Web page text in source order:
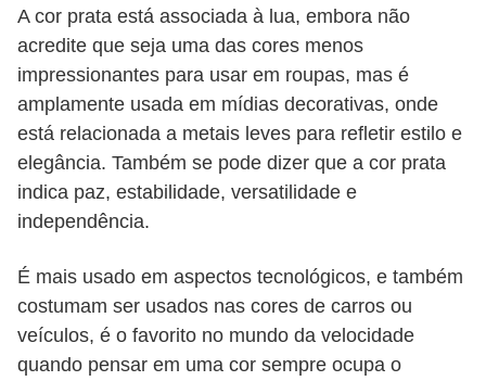
A cor prata está associada à lua, embora não
acredite que seja uma das cores menos
impressionantes para usar em roupas, mas é
amplamente usada em mídias decorativas, onde
está relacionada a metais leves para refletir estilo e
elegância. Também se pode dizer que a cor prata
indica paz, estabilidade, versatilidade e
independência.
É mais usado em aspectos tecnológicos, e também
costumam ser usados ​​nas cores de carros ou
veículos, é o favorito no mundo da velocidade
quando pensar em uma cor sempre ocupa o